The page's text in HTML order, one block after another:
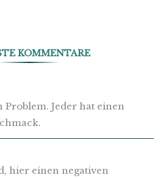
KOMMENTARE
Problem. Jeder hat einen
hier einen negativen